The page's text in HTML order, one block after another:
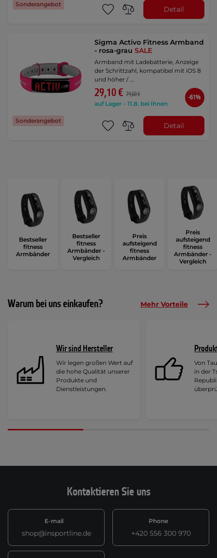
Sonderangebot
Detail
Sonderangebot
Sigma Activo Fitness Armband
- rosa-grauSALE
Armband mit Ladebatterie, Anzeige
der Schrittzahl, kompatibel mit iOS 8
und höher / …
29,10 € 74,60 €
auf Lager – 11.8. bei Ihnen
-61%
Detail
Bestseller
fitness
Armbänder
Bestseller
fitness
Armbänder -
Vergleich
Preis
aufsteigend
fitness
Armbänder
Preis
aufsteigend
fitness
Armbänder -
Vergleich
Warum bei uns einkaufen? Mehr Vorteile
Wir sind Hersteller
Wir legen großen Wert auf
die hohe Qualität unserer
Produkte und
Dienstleistungen.
Von
in der
Kontaktieren Sie uns
E-mail
shop@insportline.de
Phone
+420 556 300 970